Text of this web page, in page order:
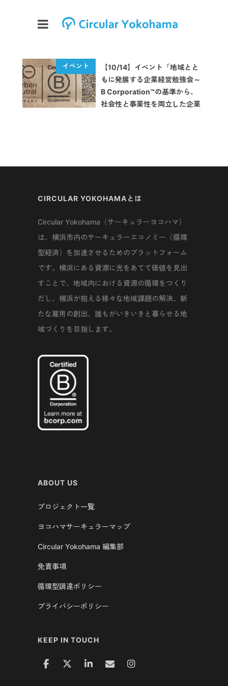
【10/14】イベント「地域とと
もに発展する企業経営勉強会～
B Corporation™の基準から、
社会性と事業性を両立した企業
CIRCULAR YOKOHAMAとは
Circular Yokohama（サーキュラーヨコハマ）
は、横浜市内のサーキュラーエコノミー（循環
型経済）を加速させるためのプラットフォーム
です。横浜にある資源に光をあてて価値を見出
すことで、地域内における資源の循環をつくり
だし、横浜が抱える様々な地域課題の解決、新
たな雇用の創出、誰もがいきいきと暮らせる地
域づくりを目指します。
ABOUT US
プロジェクト一覧
ヨコハマサーキュラーマップ
Circular Yokohama 編集部
免責事項
循環型調達ポリシー
プライバシーポリシー
KEEP IN TOUCH